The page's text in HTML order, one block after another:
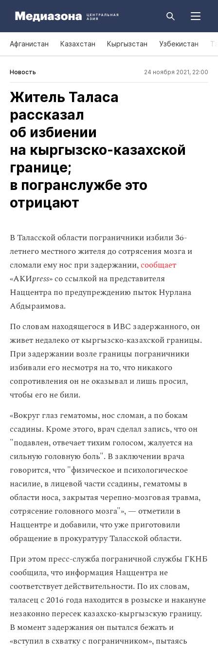
Афганистан Казахстан Кыргызстан Узбекистан
Новость 24 ноября 2021, 22:00
Житель Таласа
рассказал
об избиении
на кыргызско‑казахской
границе;
в погранслужбе это
отрицают
В Таласской области пограничники избили 36-
летнего местного жителя до сотрясения мозга и
сломали ему нос при задержании,сообщает
«АКИpress» со ссылкой на представителя
Наццентра по предупреждению пыток Нурлана
Абдыраимова.
По словам находящегося в ИВС задержанного, он
живет недалеко от кыргызско-казахской границы.
При задержании возле границы пограничники
избивали его несмотря на то, что никакого
сопротивления он не оказывал и лишь просил,
чтобы его не били.
«Вокруг глаз гематомы, нос сломан, а по бокам
ссадины. Кроме этого, врач сделал запись, что он
"подавлен, отвечает тихим голосом, жалуется на
сильную головную боль". В заключении врача
говорится, что "физическое и психологическое
насилие, в лицевой части ссадины, гематомы в
области носа, закрытая черепно-мозговая травма,
сотрясение головного мозга"», — отметили в
Наццентре и добавили, что уже приготовили
обращение в прокуратуру Таласской области.
При этом пресс-служба пограничной службы ГКНБ
сообщила, что информация Наццентра не
соответствует действительности. По их словам,
таласец с 2016 года находится в розыске и накануне
незаконно пересек казахско-кыргызскую границу.
В момент задержания он пытался бежать и
«вступил в схватку с пограничником», пытаясь